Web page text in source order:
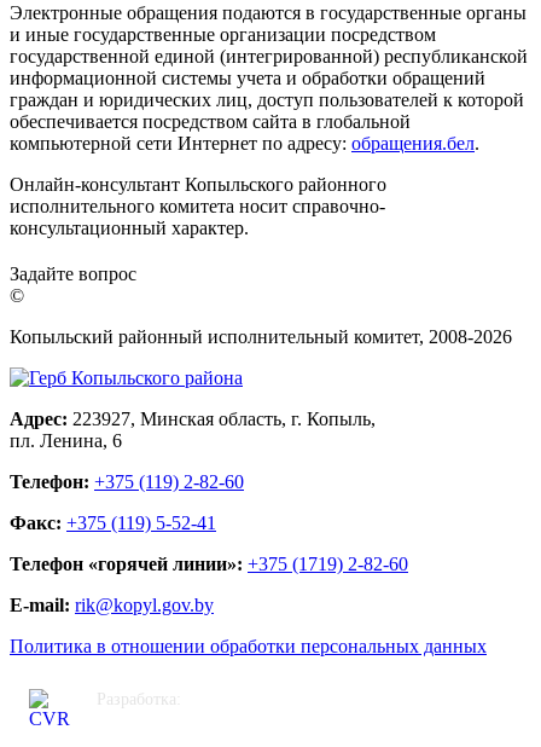
Электронные обращения подаются в государственные органы
и иные государственные организации посредством
государственной единой (интегрированной) республиканской
информационной системы учета и обработки обращений
граждан и юридических лиц, доступ пользователей к которой
обеспечивается посредством сайта в глобальной
компьютерной сети Интернет по адресу: обращения.бел.
Онлайн-консультант Копыльского районного
исполнительного комитета носит справочно-
консультационный характер.
Задайте вопрос
©
Копыльский районный исполнительный комитет, 2008-2026
Адрес: 223927, Минская область, г. Копыль,
пл. Ленина, 6
Телефон: +375 (119) 2-82-60
Факс: +375 (119) 5-52-41
Телефон «горячей линии»: +375 (1719) 2-82-60
E-mail: rik@kopyl.gov.by
Политика в отношении обработки персональных данных
Разработка: